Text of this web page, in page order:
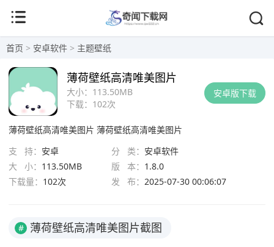
首页 > 安卓软件 > 主题壁纸
安卓版下载
大小： 113.50MB
下载： 102次
薄荷壁纸高清唯美图片
薄荷壁纸高清唯美图片 薄荷壁纸高清唯美图片
支 持： 安卓 分 类： 安卓软件
大 小： 113.50MB 版 本： 1.8.0
下载量： 102次 发 布： 2025-07-30 00:06:07
# 薄荷壁纸高清唯美图片截图